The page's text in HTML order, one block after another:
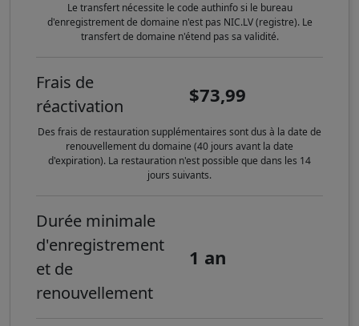
Le transfert nécessite le code authinfo si le bureau
d'enregistrement de domaine n'est pas NIC.LV (registre). Le
transfert de domaine n'étend pas sa validité.
Frais de
réactivation
$73,99
Des frais de restauration supplémentaires sont dus à la date de
renouvellement du domaine (40 jours avant la date
d'expiration). La restauration n'est possible que dans les 14
jours suivants.
Durée minimale
d'enregistrement
et de
renouvellement
1 an